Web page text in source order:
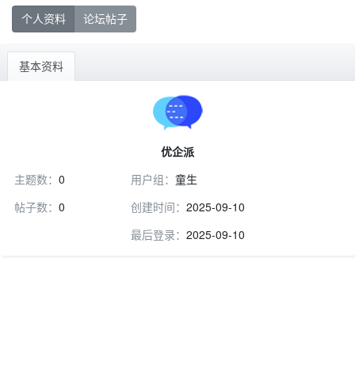
个人资料 论坛帖子
基本资料
优企派
主题数： 0
帖子数： 0
用户组：童生
创建时间：2025-09-10
最后登录：2025-09-10